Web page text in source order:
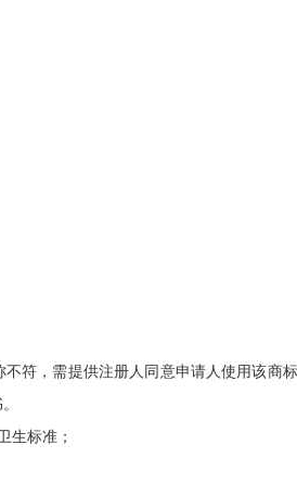
符，需提供注册人同意申请人使用该商
生标准；